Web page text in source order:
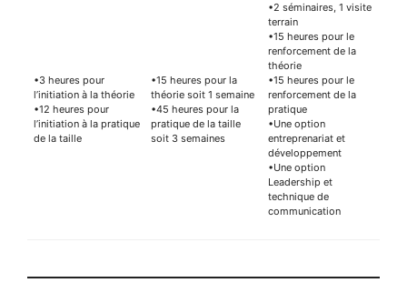
•3 heures pour
l’initiation à la théorie
•12 heures pour
l’initiation à la pratique
de la taille
•15 heures pour la
théorie soit 1 semaine
•45 heures pour la
pratique de la taille
soit 3 semaines
•2 séminaires, 1 visite
terrain
•15 heures pour le
renforcement de la
théorie
•15 heures pour le
renforcement de la
pratique
•Une option
entreprenariat et
développement
•Une option
Leadership et
technique de
communication